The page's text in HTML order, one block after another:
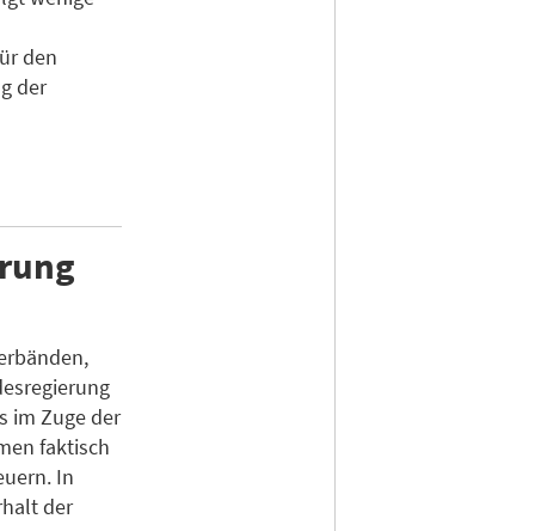
den
der
im Zuge der
faktisch
In
der